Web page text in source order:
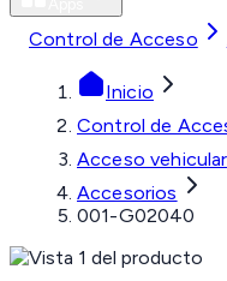
Control de Acceso
Inicio
Control de
Acceso vehicular
Accesorios
001-G02040